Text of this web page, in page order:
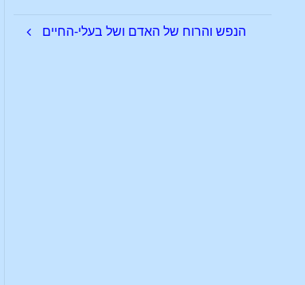
הנפש והרוח של האדם ושל בעלי-החיים